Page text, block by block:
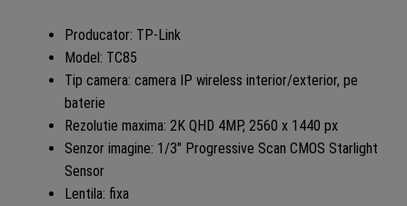
Producator: TP-Link
Model: TC85
Tip camera: camera IP wireless interior/exterior, pe
baterie
Rezolutie maxima: 2K QHD 4MP, 2560 x 1440 px
Senzor imagine: 1/3″ Progressive Scan CMOS Starlight
Sensor
Lentila: fixa